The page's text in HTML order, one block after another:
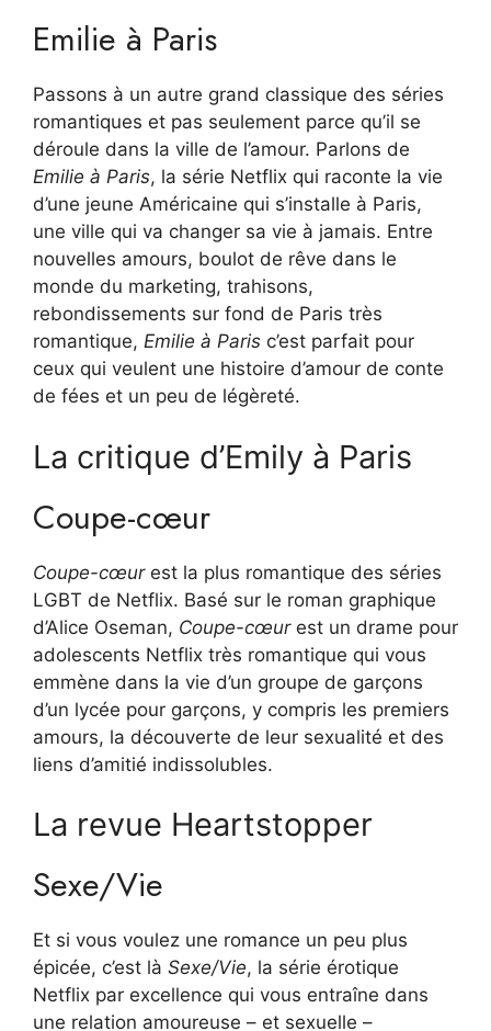
Emilie à Paris
Passons à un autre grand classique des séries
romantiques et pas seulement parce qu’il se
déroule dans la ville de l’amour. Parlons de
Emilie à Paris, la série Netflix qui raconte la vie
d’une jeune Américaine qui s’installe à Paris,
une ville qui va changer sa vie à jamais. Entre
nouvelles amours, boulot de rêve dans le
monde du marketing, trahisons,
rebondissements sur fond de Paris très
romantique, Emilie à Paris c’est parfait pour
ceux qui veulent une histoire d’amour de conte
de fées et un peu de légèreté.
La critique d’Emily à Paris
Coupe-cœur
Coupe-cœur est la plus romantique des séries
LGBT de Netflix. Basé sur le roman graphique
d’Alice Oseman, Coupe-cœur est un drame pour
adolescents Netflix très romantique qui vous
emmène dans la vie d’un groupe de garçons
d’un lycée pour garçons, y compris les premiers
amours, la découverte de leur sexualité et des
liens d’amitié indissolubles.
La revue Heartstopper
Sexe/Vie
Et si vous voulez une romance un peu plus
épicée, c’est là Sexe/Vie, la série érotique
Netflix par excellence qui vous entraîne dans
une relation amoureuse – et sexuelle –